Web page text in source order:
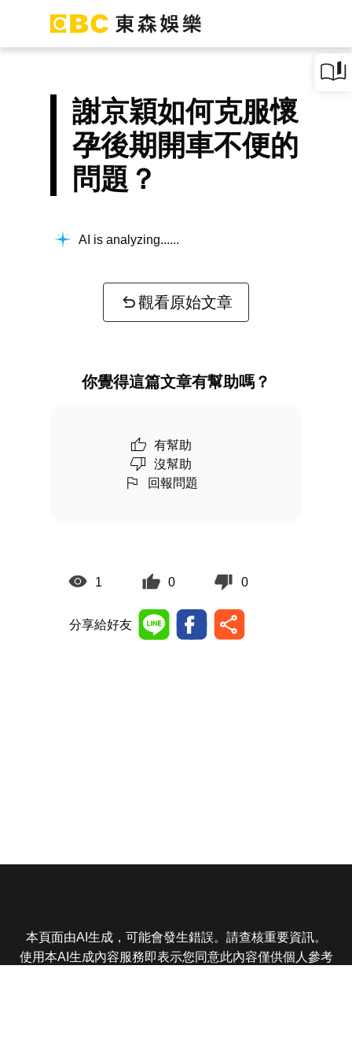
謝京穎如何克服懷
孕後期開車不便的
問題？
AI is analyzing...
觀看原始文章
你覺得這篇文章有幫助嗎？
有幫助
沒幫助
回報問題
1 0 0
分享給好友
本頁面由AI生成，可能會發生錯誤。請查核重要資訊。
使用本AI生成內容服務即表示您同意此內容僅供個人參考